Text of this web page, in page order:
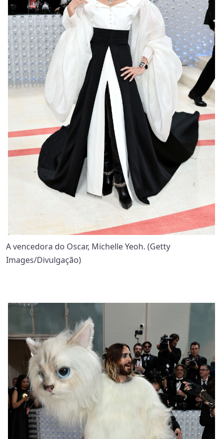
A vencedora do Oscar, Michelle Yeoh. (Getty
Images/Divulgação)